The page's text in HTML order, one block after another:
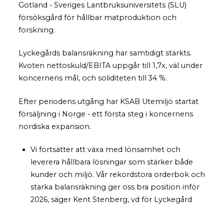
Gotland - Sveriges Lantbruksuniversitets (SLU)
försöksgård för hållbar matproduktion och
forskning.
Lyckegårds balansräkning har samtidigt stärkts.
Kvoten nettoskuld/EBITA uppgår till 1,7x, väl under
koncernens mål, och soliditeten till 34 %.
Efter periodens utgång har KSAB Utemiljö startat
försäljning i Norge - ett första steg i koncernens
nordiska expansion.
Vi fortsätter att växa med lönsamhet och
leverera hållbara lösningar som stärker både
kunder och miljö. Vår rekordstora orderbok och
starka balansräkning ger oss bra position inför
2026, säger Kent Stenberg, vd för Lyckegård